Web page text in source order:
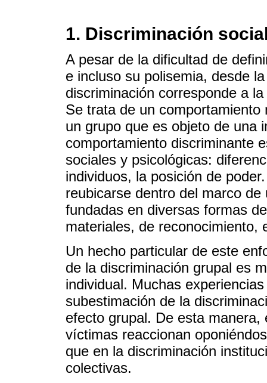
1. Discriminación
A pesar de la dificultad de
e incluso su polisemia, desde
discriminación corresponde a
Se trata de un
un grupo que es objeto de una
comportamiento discriminante
sociales y psicológicas:
individuos, la posición de
reubicarse dentro del marco
fundadas en diversas formas
materiales, de reconocimiento,
Un hecho particular de este
de la discriminación grupal es
individual. Muchas
subestimación de la
efecto grupal. De esta
víctimas reaccionan
que en la discriminación
colectivas.